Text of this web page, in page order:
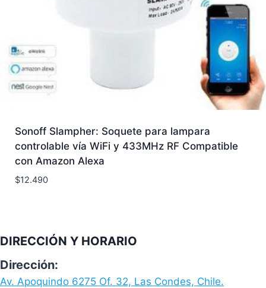
Sonoff Slampher: Soquete para lampara
controlable vía WiFi y 433MHz RF Compatible
con Amazon Alexa
$12.490
DIRECCIÓN Y HORARIO
Dirección:
Av. Apoquindo 6275 Of. 32, Las Condes, Chile.